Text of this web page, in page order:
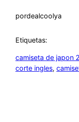
pordealcoolya
Etiquetas:
camiseta de japon
corte ingles,